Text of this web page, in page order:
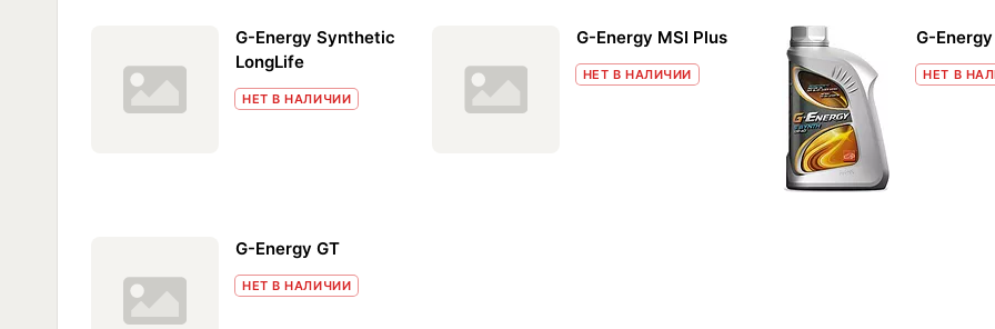
G-Energy Synthetic
LongLife
НЕТ В НАЛИЧИИ
G-Energy MSI Plus
НЕТ В НАЛИЧИИ
G-
НЕТ В
G-Energy GT
НЕТ В НАЛИЧИИ